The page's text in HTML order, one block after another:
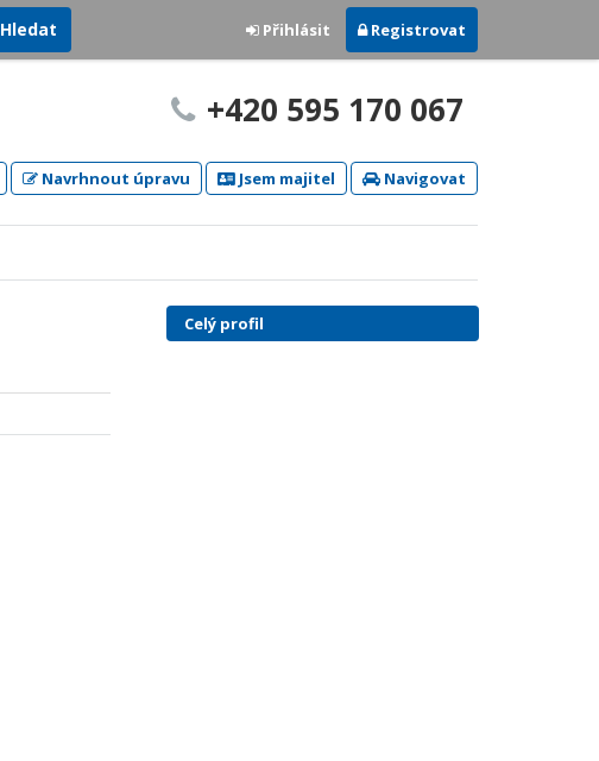
Hledat Přihlásit Registrovat
+420 595 170 067
Navrhnout úpravu Jsem majitel Navigovat
Celý profil